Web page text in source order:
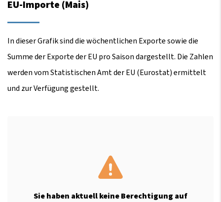
EU-Importe (Mais)
In dieser Grafik sind die wöchentlichen Exporte sowie die
Summe der Exporte der EU pro Saison dargestellt. Die Zahlen
werden vom Statistischen Amt der EU (Eurostat) ermittelt
und zur Verfügung gestellt.
Sie haben aktuell keine Berechtigung auf